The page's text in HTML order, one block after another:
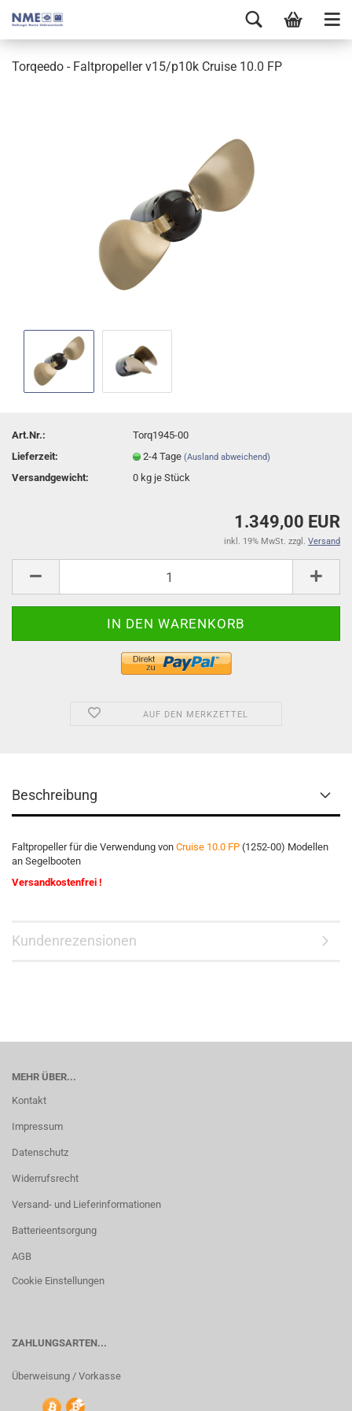
Torqeedo - Faltpropeller v15/p10k Cruise 10.0 FP
Art.Nr.:
Torq1945-00
Lieferzeit:
2-4 Tage(Ausland abweichend)
Versandgewicht: 0 kg je Stück
1.349,00 EUR
inkl. 19% MwSt. zzgl. Versand
AUF DEN MERKZETTEL
Beschreibung
Faltpropeller für die Verwendung von Cruise 10.0 FP (1252-00) Modellen
an Segelbooten
Versandkostenfrei !
Kundenrezensionen
MEHR ÜBER...
Kontakt
Impressum
Datenschutz
Widerrufsrecht
Versand- und Lieferinformationen
Batterieentsorgung
AGB
Cookie Einstellungen
ZAHLUNGSARTEN...
Überweisung / Vorkasse